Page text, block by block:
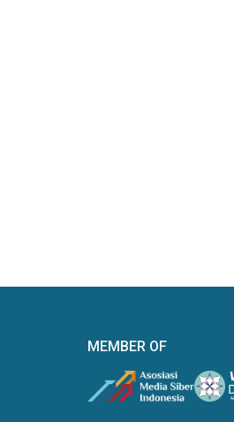
MEMBER OF